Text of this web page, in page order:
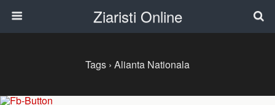
Ziaristi Online
Tags › Alianta Nationala